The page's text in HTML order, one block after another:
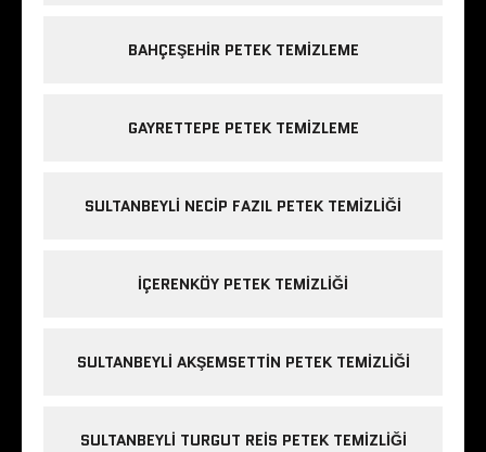
BAHÇEŞEHIR PETEK TEMIZLEME
GAYRETTEPE PETEK TEMIZLEME
SULTANBEYLI NECIP FAZIL PETEK TEMIZLIĞI
IÇERENKÖY PETEK TEMIZLIĞI
SULTANBEYLI AKŞEMSETTIN PETEK TEMIZLIĞI
SULTANBEYLI TURGUT REIS PETEK TEMIZLIĞI